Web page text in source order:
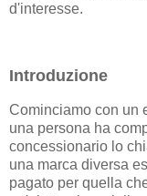
d'interesse.
Introduzione
Cominciamo con un
una persona ha
concessionario lo
una marca diversa
pagato per quella